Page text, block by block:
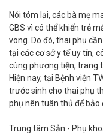
Nói tóm lại, các bà mẹ
GBS vì có thể khiến trẻ
vong. Do đó, thai phụ
tại các cơ sở y tế uy tín,
cùng phương tiện, trang
Hiện nay, tại Bệnh viện
trước sinh cho thai phụ
phụ nên tuân thủ để bảo
Trung tâm Sản - Phụ